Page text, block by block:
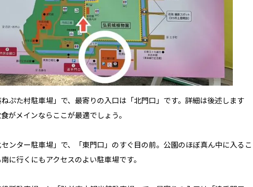
ぷた村駐車場」で、最寄りの入口は「北門口」です。詳細は後述します
がメインならここが最適でしょう。
ンター駐車場」で、「東門口」のすぐ目の前。公園のほぼ真ん中に入るこ
に行くにもアクセスのよい駐車場です。